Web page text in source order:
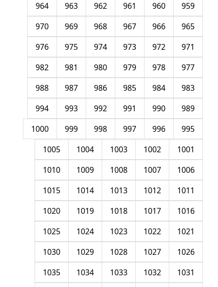
959
960
961
962
963
964
965
966
967
968
969
970
971
972
973
974
975
976
977
978
979
980
981
982
983
984
985
986
987
988
989
990
991
992
993
994
995
996
997
998
999
1000
1001
1002
1003
1004
1005
1006
1007
1008
1009
1010
1011
1012
1013
1014
1015
1016
1017
1018
1019
1020
1021
1022
1023
1024
1025
1026
1027
1028
1029
1030
1031
1032
1033
1034
1035